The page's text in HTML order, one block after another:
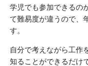
学児でも参加できるの
て難易度が違うので、
す。
自分で考えながら工作
知ることができるだけ